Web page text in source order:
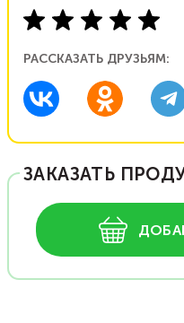
РАССКАЗАТЬ ДРУЗЬЯМ:
ЗАКАЗАТЬ